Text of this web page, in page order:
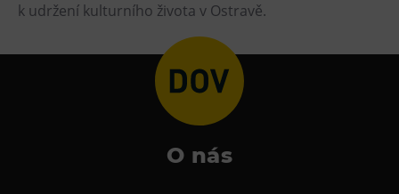
Letní tábory
Tematické dárkové poukazy
k udržení kulturního života v Ostravě.
O nás